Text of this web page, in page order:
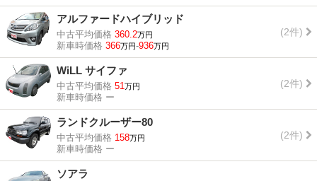
アルファードハイブリッド
中古平均価格 360.2万円
新車時価格 366万円-936万円
(2件)
WiLL サイファ
中古平均価格 51万円
新車時価格 ー
(2件)
ランドクルーザー80
中古平均価格 158万円
新車時価格 ー
(2件)
ソアラ